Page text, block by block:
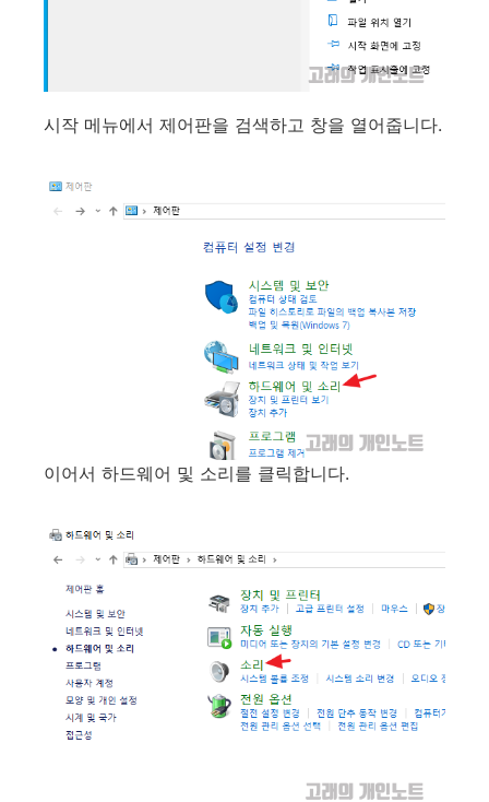
시작 메뉴에서 제어판을 검색하고 창을 열어줍니다.
이어서 하드웨어 및 소리를 클릭합니다.